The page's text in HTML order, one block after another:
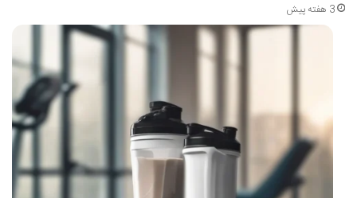
3 هفته پیش